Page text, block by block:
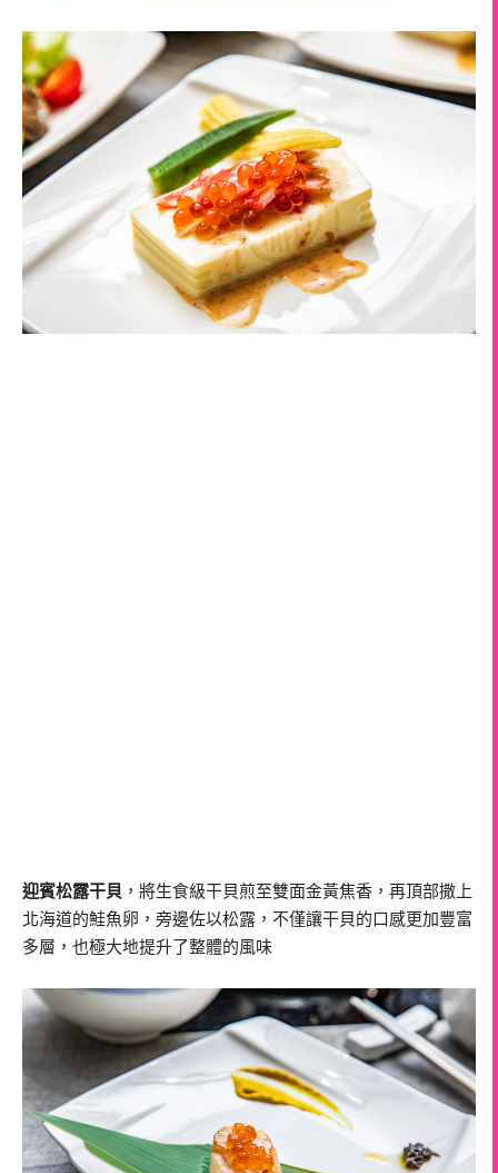
迎賓松露干貝 ，將生食級干貝煎至雙面金黃焦香，再頂部撒上
北海道的鮭魚卵，旁邊佐以松露，不僅讓干貝的口感更加豐富
多層，也極大地提升了整體的風味